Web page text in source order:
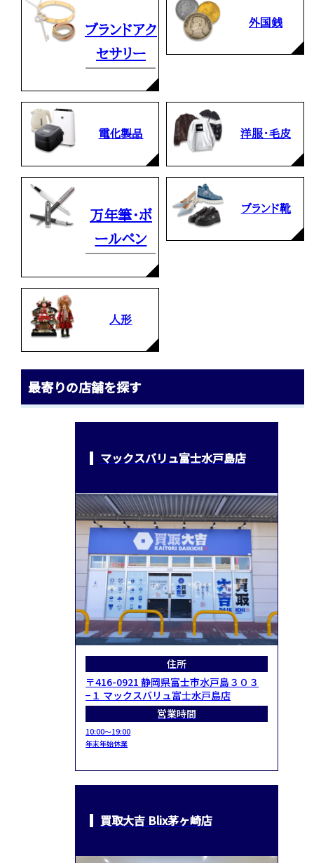
ブランドアク
セサリー
外国銭
電化製品 洋服・毛皮
万年筆・ボ
ールペン
ブランド靴
人形
最寄りの店舗を探す
マックスバリュ富士水戸島店
住所
〒416-0921 静岡県富士市水戸島３０３
−１ マックスバリュ富士水戸島店
営業時間
10:00～19:00
年末年始休業
買取大吉 Blix茅ヶ崎店